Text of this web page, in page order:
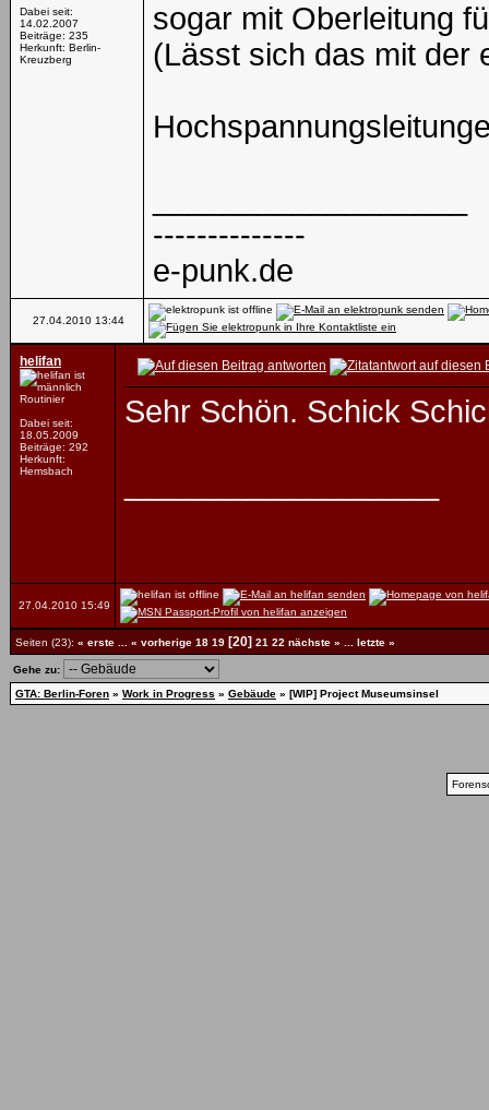
Dabei seit:
14.02.2007
Beiträge: 235
Herkunft: Berlin-
Kreuzberg
sogar mit Oberleitung
(Lässt sich das mit der
--------------
e-punk.de
27.04.2010 13:44
helifan
Routinier
Dabei seit:
18.05.2009
Beiträge: 292
Herkunft:
Hemsbach
Sehr Schön. Schick
27.04.2010 15:49
Seiten (23): « erste « vorherige 18 19 [20] 21 22 nächste » letzte »
Gehe zu:
GTA: Berlin-Foren » Work in Progress » Gebäude » [WIP] Project Museumsinsel